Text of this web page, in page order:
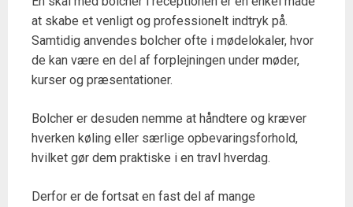
at skabe et venligt og professionelt indtryk på.
Samtidig anvendes bolcher ofte i mødelokaler, hvor
de kan være en del af forplejningen under møder,
kurser og præsentationer.
Bolcher er desuden nemme at håndtere og kræver
hverken køling eller særlige opbevaringsforhold,
hvilket gør dem praktiske i en travl hverdag.
Derfor er de fortsat en fast del af mange